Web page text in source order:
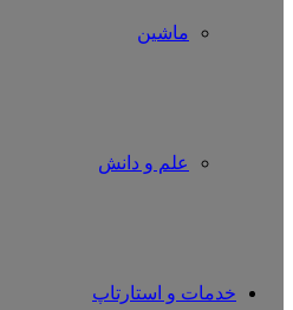
ماشین
علم و دانش
خدمات و استارتاپ